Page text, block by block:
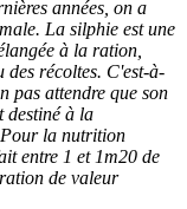
années, on a
La silphie est une
à la ration,
des récoltes. C'est-à-
pas attendre que son
destiné à la
la nutrition
entre 1 et 1m20 de
de valeur